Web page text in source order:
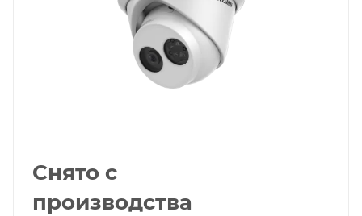
Снято с
производства